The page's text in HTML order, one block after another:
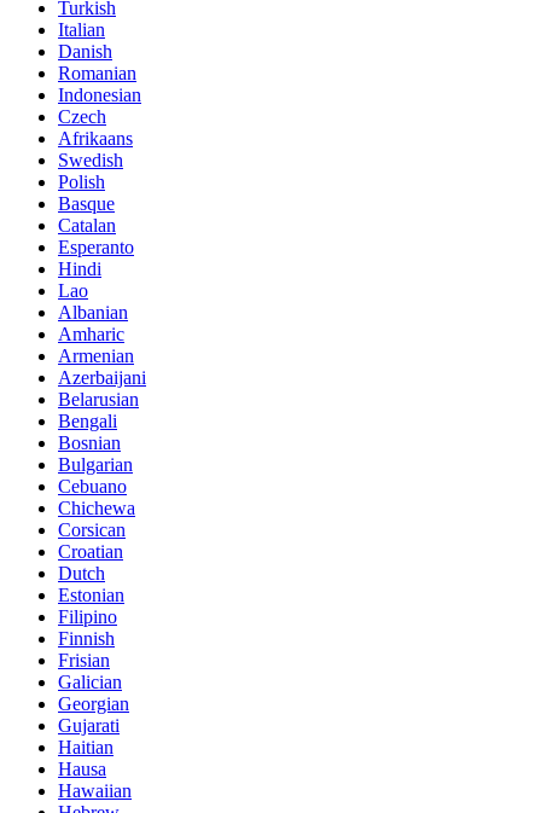
Turkish
Italian
Danish
Romanian
Indonesian
Czech
Afrikaans
Swedish
Polish
Basque
Catalan
Esperanto
Hindi
Lao
Albanian
Amharic
Armenian
Azerbaijani
Belarusian
Bengali
Bosnian
Bulgarian
Cebuano
Chichewa
Corsican
Croatian
Dutch
Estonian
Filipino
Finnish
Frisian
Galician
Georgian
Gujarati
Haitian
Hausa
Hawaiian